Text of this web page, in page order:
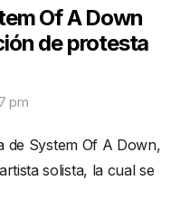
Of A Down
de protesta
pm
de System Of A Down,
solista, la cual se